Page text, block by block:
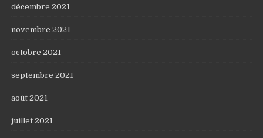
décembre 2021
novembre 2021
octobre 2021
septembre 2021
août 2021
juillet 2021